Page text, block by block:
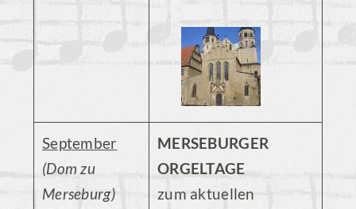
September
(Dom zu
Merseburg)
MERSEBURGER
ORGELTAGE
zum aktuellen